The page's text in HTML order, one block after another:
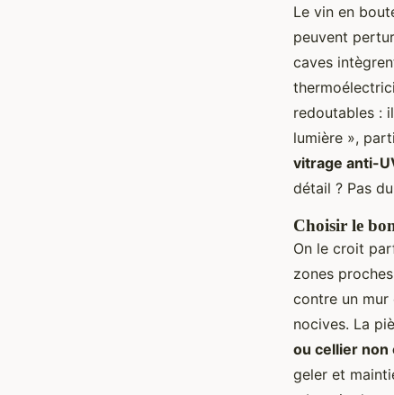
Le vin en
peuvent
caves
redoutables :
lumière »,
vitrage anti-
détail ? Pas
Choisir le
On le croit
zones
contre un mur
nocives. La
ou cellier non
geler et